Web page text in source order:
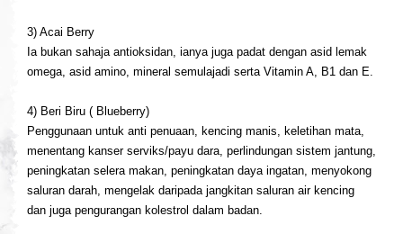
3) Acai Berry
Ia bukan sahaja antioksidan, ianya juga padat dengan asid lemak
omega, asid amino, mineral semulajadi serta Vitamin A, B1 dan E.
4) Beri Biru ( Blueberry)
Penggunaan untuk anti penuaan, kencing manis, keletihan mata,
menentang kanser serviks/payu dara, perlindungan sistem jantung,
peningkatan selera makan, peningkatan daya ingatan, menyokong
saluran darah, mengelak daripada jangkitan saluran air kencing
dan juga pengurangan kolestrol dalam badan.